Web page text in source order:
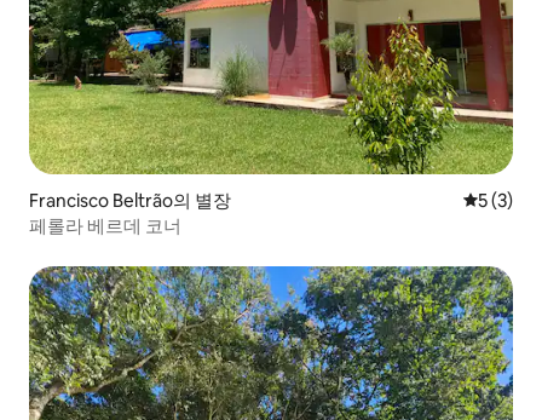
Francisco Beltrão의 별장 평점 5점
5 (3)
페롤라 베르데 코너